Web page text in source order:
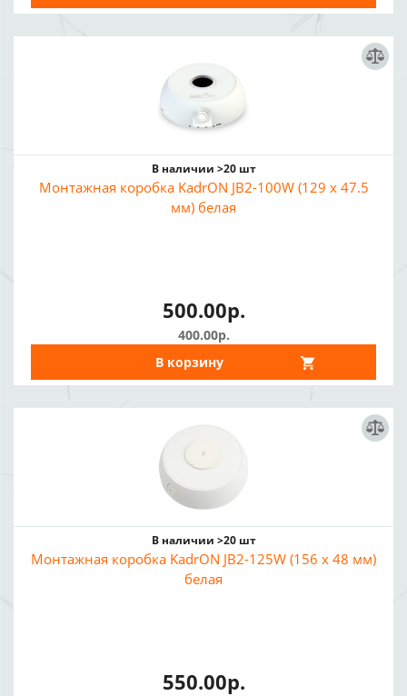
В наличии >20 шт
Монтажная коробка KadrON JB2-100W (129 x 47.5
мм) белая
500.00р.
400.00р.
В корзину
В наличии >20 шт
Монтажная коробка KadrON JB2-125W (156 x 48 мм)
белая
550.00р.